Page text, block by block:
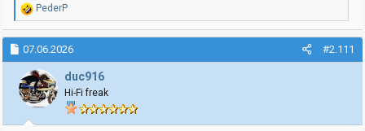
R
e
a
k
s
j
o
n
e
r
PederP
07.06.2026 #2.111
duc916
Hi-Fi freak